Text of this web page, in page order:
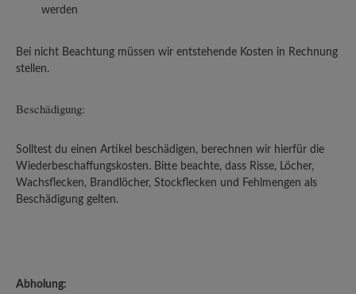
werden
Bei nicht Beachtung müssen wir entstehende Kosten in Rechnung
stellen.
Beschädigung:
Solltest du einen Artikel beschädigen, berechnen wir hierfür die
Wiederbeschaffungskosten. Bitte beachte, dass Risse, Löcher,
Wachsflecken, Brandlöcher, Stockflecken und Fehlmengen als
Beschädigung gelten.
Abholung: